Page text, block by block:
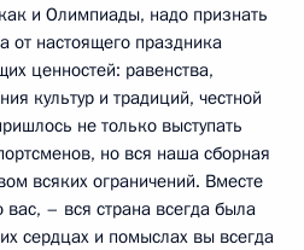
и Олимпиады, надо признать
от настоящего праздника
ценностей: равенства,
культур и традиций, честной
не только выступать
но вся наша сборная
всяких ограничений. Вместе
– вся страна всегда была
сердцах и помыслах вы всегда